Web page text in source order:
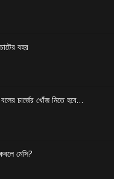
বহর
চার্জের খোঁজ নিতে হবে…
মেসি?